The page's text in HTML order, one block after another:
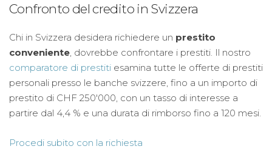
Confronto del credito in Svizzera
Chi in Svizzera desidera richiedere un prestito
conveniente , dovrebbe confrontare i prestiti. Il nostro
comparatore di prestiti esamina tutte le offerte di prestiti
personali presso le banche svizzere, fino a un importo di
prestito di CHF 250'000, con un tasso di interesse a
partire dal 4,4 % e una durata di rimborso fino a 120 mesi.
Procedi subito con la richiesta